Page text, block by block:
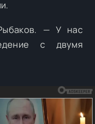
— У нас
с двумя